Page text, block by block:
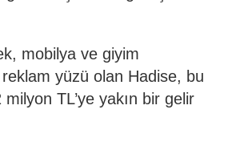
mobilya ve giyim
reklam yüzü olan Hadise, bu
TL’ye yakın bir gelir